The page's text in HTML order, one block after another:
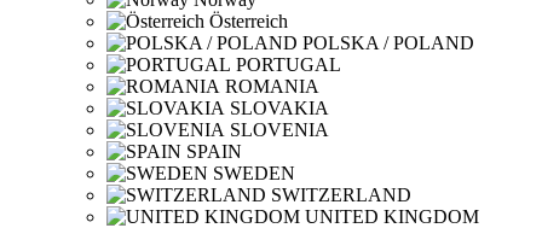
Österreich
POLSKA / POLAND
PORTUGAL
ROMANIA
SLOVAKIA
SLOVENIA
SPAIN
SWEDEN
SWITZERLAND
UNITED KINGDOM